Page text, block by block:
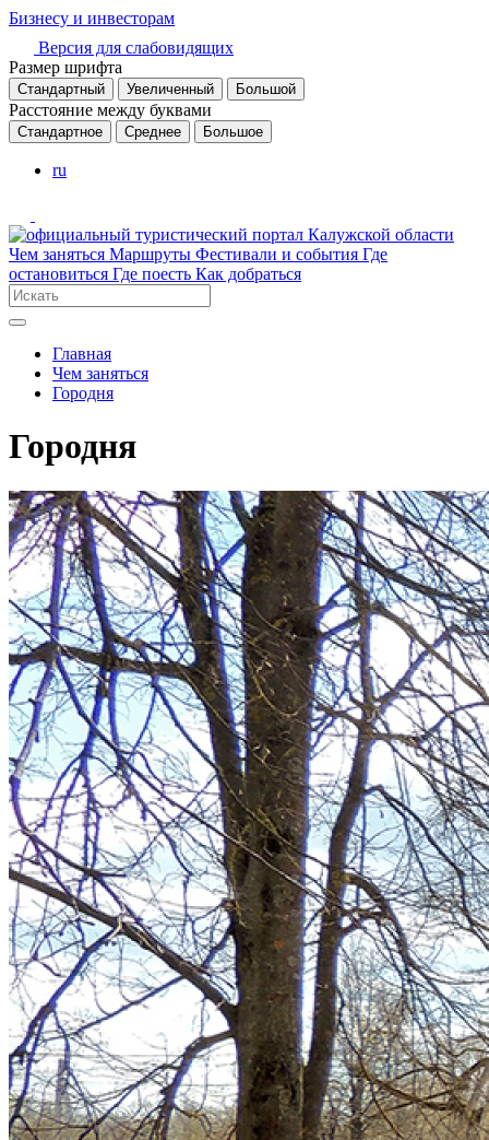
Бизнесу и инвесторам
Версия для слабовидящих
Размер шрифта
Стандартный Увеличенный Большой
Расстояние между буквами
Стандартное Среднее Большое
ru
Чем заняться Маршруты Фестивали и события Где
остановиться Где поесть Как добраться
Главная
Чем заняться
Городня
Городня